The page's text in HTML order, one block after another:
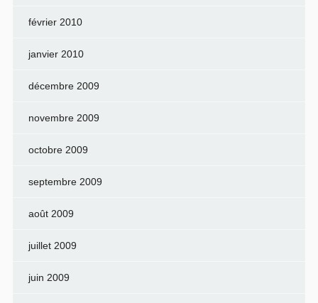
février 2010
janvier 2010
décembre 2009
novembre 2009
octobre 2009
septembre 2009
août 2009
juillet 2009
juin 2009